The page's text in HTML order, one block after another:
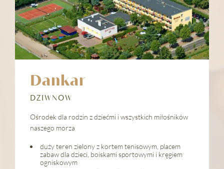
KULINARIA
SENIORZY
ATRAKCJE
OPINIE
Dankar
DZIWNÓW
Ośrodek dla rodzin z dziećmi i wszystkich miłośników
naszego morza
duży teren zielony z kortem tenisowym, placem
zabaw dla dzieci, boiskami sportowymi i kręgiem
ogniskowym